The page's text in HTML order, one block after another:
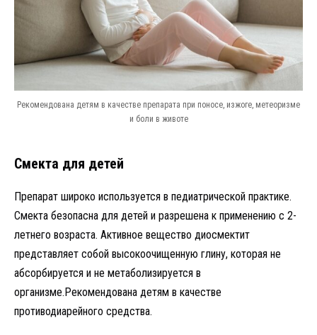
Рекомендована детям в качестве препарата при поносе, изжоге, метеоризме
и боли в животе
Смекта для детей
Препарат широко используется в педиатрической практике.
Смекта безопасна для детей и разрешена к применению с 2-
летнего возраста. Активное вещество диосмектит
представляет собой высокоочищенную глину, которая не
абсорбируется и не метаболизируется в
организме.Рекомендована детям в качестве
противодиарейного средства.